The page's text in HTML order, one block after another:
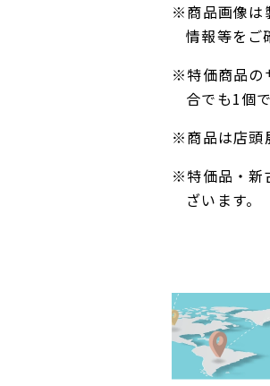
※商品画像は
情報等をご
※特価商品の
合でも1個
※商品は店頭
※特価品・新
ざいます。